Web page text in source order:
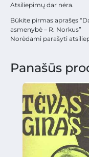
Atsiliepimų dar nėra.
Būkite pirmas aprašęs
asmenybė – R. Norkus”
Norėdami parašyti
Panašūs